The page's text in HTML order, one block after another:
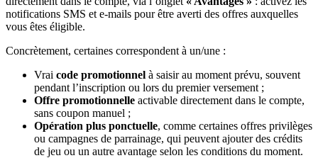
notifications SMS et e-mails pour être averti des offres auxquelles
vous êtes éligible.
Concrètement, certaines correspondent à un/une :
Vrai code promotionnel à saisir au moment prévu, souvent
pendant l’inscription ou lors du premier versement ;
Offre promotionnelle activable directement dans le compte,
sans coupon manuel ;
Opération plus ponctuelle, comme certaines offres privilèges
ou campagnes de parrainage, qui peuvent ajouter des crédits
de jeu ou un autre avantage selon les conditions du moment.